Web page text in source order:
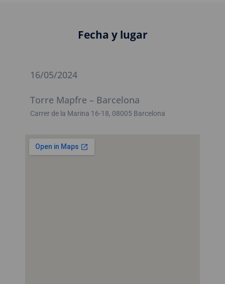
Fecha y lugar
16/05/2024
Torre Mapfre – Barcelona
Carrer de la Marina 16-18, 08005 Barcelona